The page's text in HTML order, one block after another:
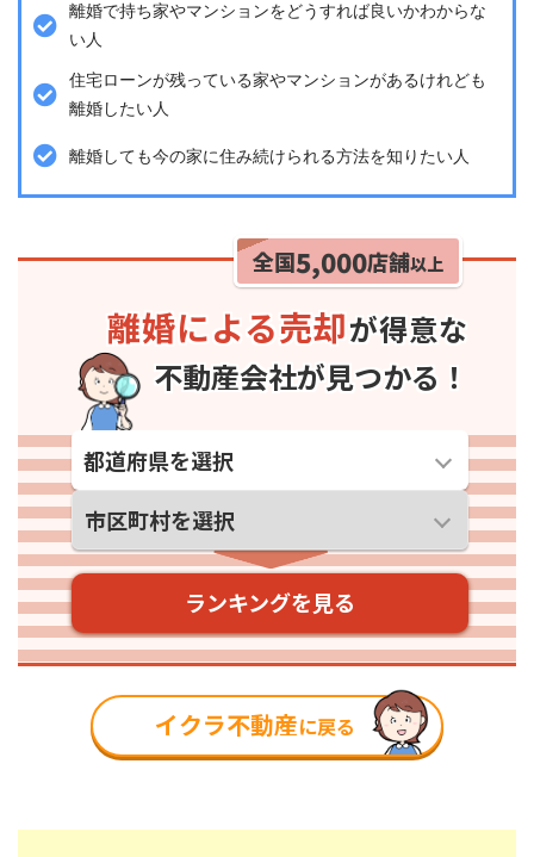
離婚で持ち家やマンションをどうすれば良いかわからな
い人
住宅ローンが残っている家やマンションがあるけれども
離婚したい人
離婚しても今の家に住み続けられる方法を知りたい人